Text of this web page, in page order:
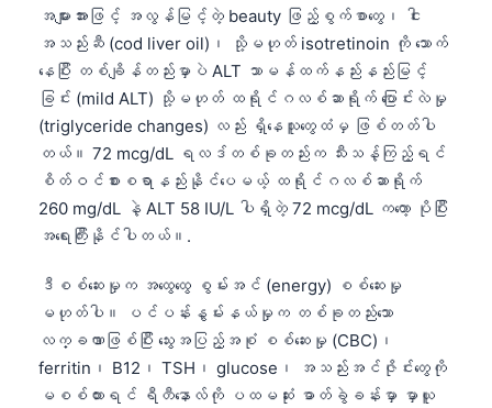
အများအားဖြင့် အလွန်မြင့်တဲ့ beauty ဖြည့်စွက်စာတွေ၊ ငါး
အသည်းဆီ (cod liver oil)၊ သို့မဟုတ် isotretinoin ကို သောက်
နေပြီး တစ်ချိန်တည်းမှာပဲ ALT သာမန်ထက်နည်းနည်းမြင့်
ခြင်း (mild ALT) သို့မဟုတ် ထရိုင်ဂလစ်ဆာရိုက် ပြောင်းလဲမှု
(triglyceride changes) လည်း ရှိနေသူတွေထံမှ ဖြစ်တတ်ပါ
တယ်။ 72 mcg/dL ရလဒ်တစ်ခုတည်းက သီးသန့်ကြည့်ရင်
စိတ်ဝင်စားစရာနည်းနိုင်ပေမယ့် ထရိုင်ဂလစ်ဆာရိုက်
260 mg/dL နဲ့ ALT 58 IU/L ပါရှိတဲ့ 72 mcg/dL ကတော့ ပိုပြီး
အရေးကြီးနိုင်ပါတယ်။.
ဒီစစ်ဆေးမှုက အထွေထွေ စွမ်းအင် (energy) စစ်ဆေးမှု
မဟုတ်ပါ။ ပင်ပန်းနွမ်းနယ်မှုက တစ်ခုတည်းသော
လက္ခဏာဖြစ်ပြီး သွေးအပြည့်အစုံ စစ်ဆေးမှု (CBC)၊
ferritin၊ B12၊ TSH၊ glucose၊ အသည်းအင်ဇိုင်းတွေကို
မစစ်ထားရင် ရီတီနောလ်ကို ပထမဆုံး ဓာတ်ခွဲခန်းမှာ မှာယူ